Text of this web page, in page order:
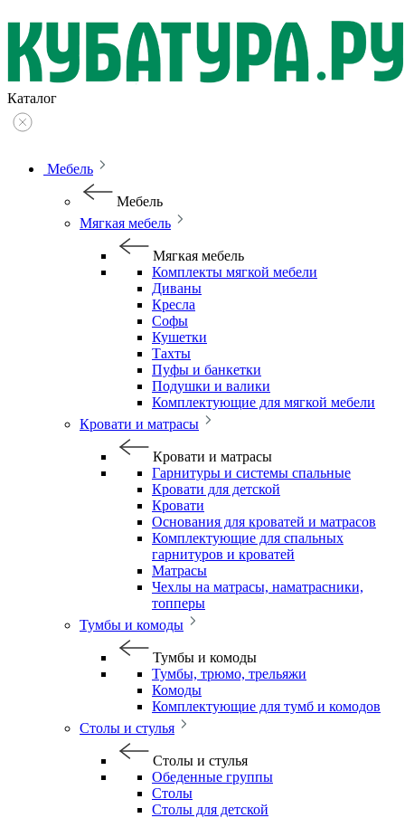
Каталог
Мебель
Мебель
Мягкая мебель
Мягкая мебель
Комплекты мягкой мебели
Диваны
Кресла
Софы
Кушетки
Тахты
Пуфы и банкетки
Подушки и валики
Комплектующие для мягкой мебели
Кровати и матрасы
Кровати и матрасы
Гарнитуры и системы спальные
Кровати для детской
Кровати
Основания для кроватей и матрасов
Комплектующие для спальных
гарнитуров и кроватей
Матрасы
Чехлы на матрасы, наматрасники,
топперы
Тумбы и комоды
Тумбы и комоды
Тумбы, трюмо, трельяжи
Комоды
Комплектующие для тумб и комодов
Столы и стулья
Столы и стулья
Обеденные группы
Столы
Столы для детской